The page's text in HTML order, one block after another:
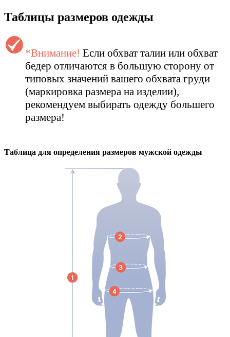
Таблицы размеров одежды
*Внимание! Если обхват талии или обхват
бедер отличаются в большую сторону от
типовых значений вашего обхвата груди
(маркировка размера на изделии),
рекомендуем выбирать одежду большего
размера!
Таблица для определения размеров мужской одежды